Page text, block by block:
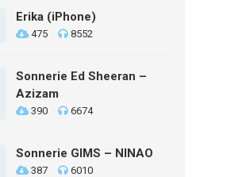
Erika (iPhone)
475 8552
Sonnerie Ed Sheeran –
Azizam
390 6674
Sonnerie GIMS – NINAO
387 6010